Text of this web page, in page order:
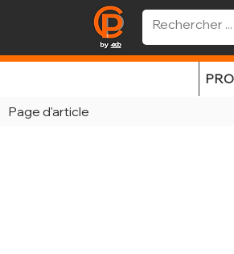
Page d'article